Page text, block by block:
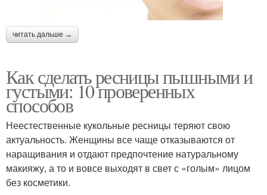
читать дальше →
Как сделать ресницы пышными и
густыми: 10 проверенных
способов
Неестественные кукольные ресницы теряют свою
актуальность. Женщины все чаще отказываются от
наращивания и отдают предпочтение натуральному
макияжу, а то и вовсе выходят в свет с «голым» лицом
без косметики.